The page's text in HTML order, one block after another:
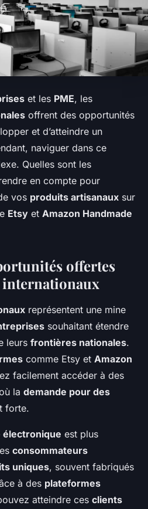
et les PME, les
offrent des opportunités
et d’atteindre un
naviguer dans ce
Quelles sont les
en compte pour
vos produits artisanaux sur
Etsy et Amazon Handmade
offertes
internationaux
représentent une mine
souhaitant étendre
leurs frontières nationales.
comme Etsy et Amazon
facilement accéder à des
la demande pour des
forte.
électronique est plus
consommateurs
uniques, souvent fabriqués
à des plateformes
atteindre ces clients